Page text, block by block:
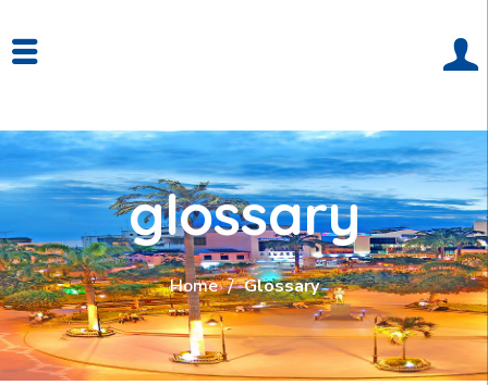
glossary
Home Glossary